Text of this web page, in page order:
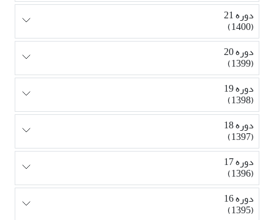
دوره 21
(1400)
دوره 20
(1399)
دوره 19
(1398)
دوره 18
(1397)
دوره 17
(1396)
دوره 16
(1395)